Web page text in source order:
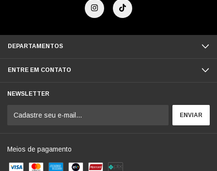
DEPARTAMENTOS
ENTRE EM CONTATO
NEWSLETTER
Meios de pagamento